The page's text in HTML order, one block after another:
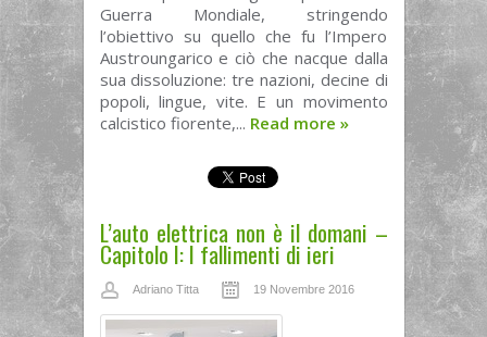
Guerra Mondiale, stringendo
l’obiettivo su quello che fu l’Impero
Austroungarico e ciò che nacque dalla
sua dissoluzione: tre nazioni, decine di
popoli, lingue, vite. E un movimento
calcistico fiorente,... Read more »
L’auto elettrica non è il domani –
Capitolo I: I fallimenti di ieri
Adriano Titta 19 Novembre 2016